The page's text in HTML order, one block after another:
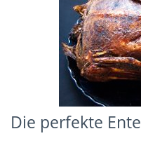
Die perfekte Ente